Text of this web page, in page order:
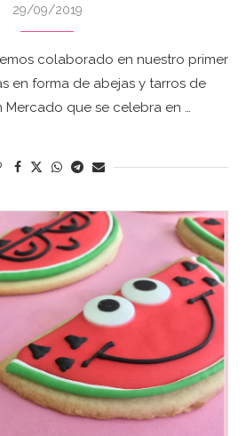
29/09/2019
colaborado en nuestro primer
en forma de abejas y tarros de
Mercado que se celebra en …